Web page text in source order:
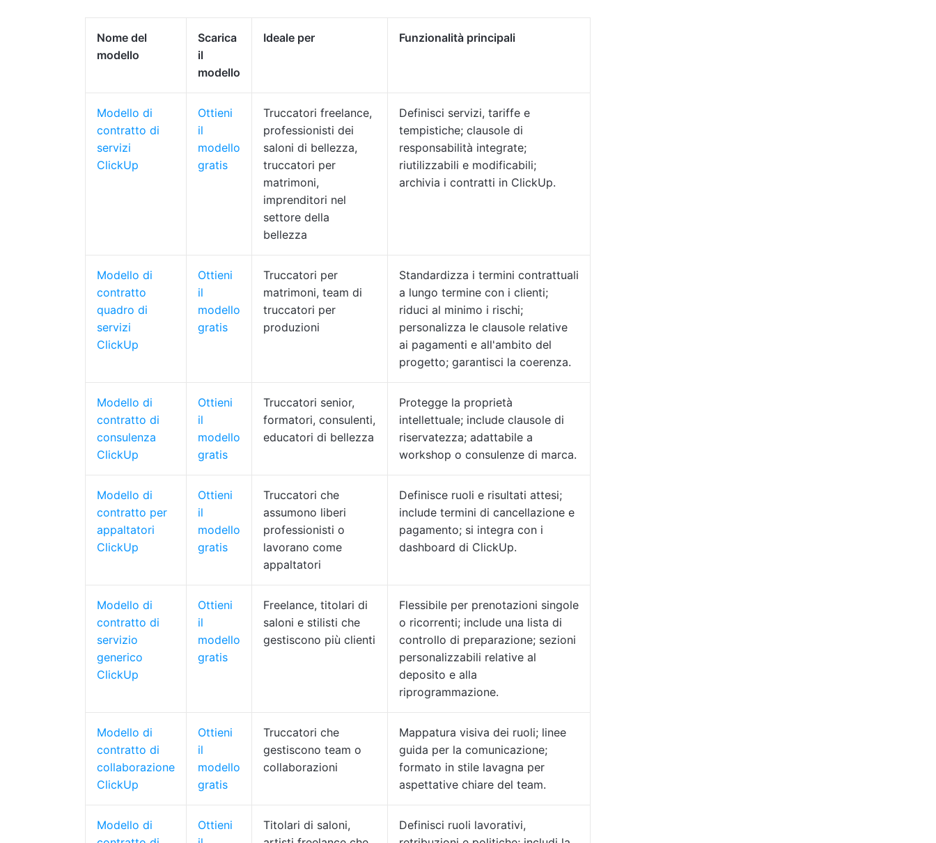
Nome del
modello
Scarica
il
modello
Ideale per Funzionalità principali
Modello di
contratto di
servizi
ClickUp
Ottieni
il
modello
gratis
Truccatori freelance,
professionisti dei
saloni di bellezza,
truccatori per
matrimoni,
imprenditori nel
settore della
bellezza
Definisci servizi, tariffe e
tempistiche; clausole di
responsabilità integrate;
riutilizzabili e modificabili;
archivia i contratti in ClickUp.
Modello di
contratto
quadro di
servizi
ClickUp
Ottieni
il
modello
gratis
Truccatori per
matrimoni, team di
truccatori per
produzioni
Standardizza i termini contrattuali
a lungo termine con i clienti;
riduci al minimo i rischi;
personalizza le clausole relative
ai pagamenti e all'ambito del
progetto; garantisci la coerenza.
Modello di
contratto di
consulenza
ClickUp
Ottieni
il
modello
gratis
Truccatori senior,
formatori, consulenti,
educatori di bellezza
Protegge la proprietà
intellettuale; include clausole di
riservatezza; adattabile a
workshop o consulenze di marca.
Modello di
contratto per
appaltatori
ClickUp
Ottieni
il
modello
gratis
Truccatori che
assumono liberi
professionisti o
lavorano come
appaltatori
Definisce ruoli e risultati attesi;
include termini di cancellazione e
pagamento; si integra con i
dashboard di ClickUp.
Modello di
contratto di
servizio
generico
ClickUp
Ottieni
il
modello
gratis
Freelance, titolari di
saloni e stilisti che
gestiscono più clienti
Flessibile per prenotazioni singole
o ricorrenti; include una lista di
controllo di preparazione; sezioni
personalizzabili relative al
deposito e alla
riprogrammazione.
Modello di
contratto di
collaborazione
ClickUp
Ottieni
il
modello
gratis
Truccatori che
gestiscono team o
collaborazioni
Mappatura visiva dei ruoli; linee
guida per la comunicazione;
formato in stile lavagna per
aspettative chiare del team.
Modello di
Ottieni
Titolari di saloni,
Definisci ruoli lavorativi,